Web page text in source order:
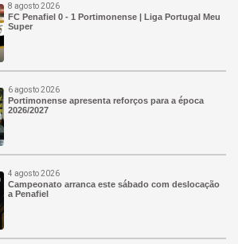
8 agosto 2026
FC Penafiel 0 - 1 Portimonense | Liga Portugal Meu
Super
6 agosto 2026
Portimonense apresenta reforços para a época
2026/2027
4 agosto 2026
Campeonato arranca este sábado com deslocação
a Penafiel